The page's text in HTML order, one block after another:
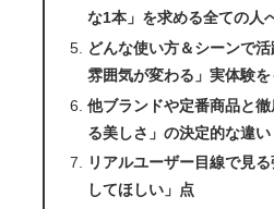
な1本」を求める全ての人
どんな使い方＆シーンで
雰囲気が変わる」実体験
他ブランドや定番商品と
る美しさ」の決定的な違い
リアルユーザー目線で見
してほしい」点